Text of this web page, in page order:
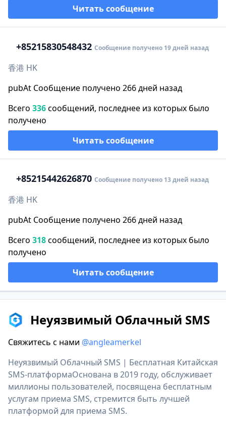
Читать сообщение
+85215830548432 Сообщение получено 19 дней назад
香港 HK
pubAt Сообщение получено 266 дней назад
Всего 336сообщений, последнее из которых было
получено
Читать сообщение
+85215442626870 Сообщение получено 13 дней назад
香港 HK
pubAt Сообщение получено 266 дней назад
Всего 318сообщений, последнее из которых было
получено
Читать сообщение
Неуязвимый Облачный SMS
Свяжитесь с нами @angleamerkel
Неуязвимый Облачный SMS | Бесплатная Китайская
SMS-платформаОснована в 2019 году, обслуживает
миллионы пользователей, посвящена бесплатным
услугам приема SMS, стремится быть лучшей
платформой для приема SMS.